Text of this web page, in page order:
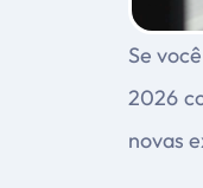
Se
2026
novas